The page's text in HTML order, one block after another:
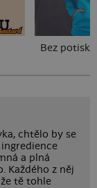
Bez potisku
chtělo by se
a plná
Každého z něj
tě tohle